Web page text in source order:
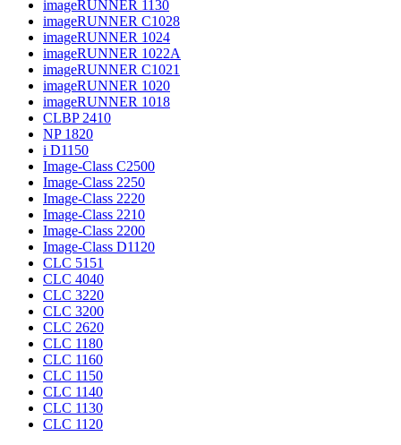
imageRUNNER 1130
imageRUNNER C1028
imageRUNNER 1024
imageRUNNER 1022A
imageRUNNER C1021
imageRUNNER 1020
imageRUNNER 1018
CLBP 2410
NP 1820
i D1150
Image-Class C2500
Image-Class 2250
Image-Class 2220
Image-Class 2210
Image-Class 2200
Image-Class D1120
CLC 5151
CLC 4040
CLC 3220
CLC 3200
CLC 2620
CLC 1180
CLC 1160
CLC 1150
CLC 1140
CLC 1130
CLC 1120